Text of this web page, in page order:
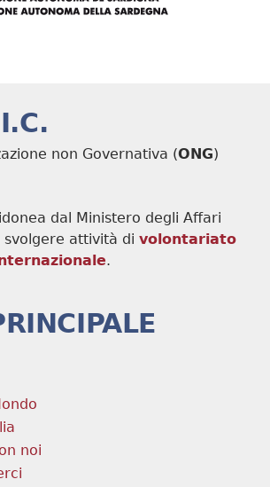
non Governativa (ONG)
dal Ministero degli Affari
svolgere attività di volontariato
.
noi